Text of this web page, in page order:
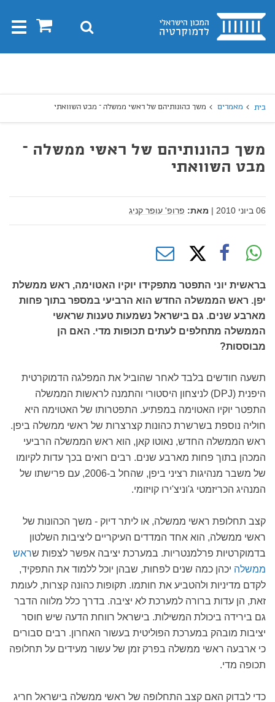
בית 0 חיפוש
בית מאמרים משך כהונותיהם של ראשי ממשלה – מבט השוואתי
משך כהונותיהם של ראשי ממשלה –
מבט השוואתי
06 ביוני 2010 | מאת: פרופ' עופר קניג
בראשית יוני התפטר מתפקידו יוקיו האטוימה, ראש ממשלת
יפן. ראש הממשלה החדש הוא הרביעי במספר בתוך פחות
מארבע שנים. גם בישראל נשמעות טענות שראשי
הממשלה מתחלפים לעתים תכופות מדי. האם הן
מבוססות?
תשעה חודשים בלבד לאחר שהוביל את המפלגה הדמוקרטית
היפנית (DPJ) לניצחון היסטורי והתמנה לראשות הממשלה
התפטר יוקיו האטוימה במפתיע. התפטרותו של האטוימה היא
חוליה נוספת בשרשרת כהונות קצרצרות של ראשי ממשלה ביפן.
ראש הממשלה החדש, נאוטו קאן, הוא ראש הממשלה הרביעי
המכהן בתוך פחות מארבע שנים. רבים רואים בכך עדות לקיומו
של משבר מנהיגות רציני ביפן, שהחל ב-2006, עם פרישתו של
המנהיג הכריזמטי ג'וניצ'ירו קויזומי.
קצב תחלופת ראשי ממשלה, או ליתר דיוק - משך הכהונות של
ראשי ממשלה, הוא אחד המדדים העיקריים ליציבות השלטון
בדמוקרטיות פרלמנטריות. במערכת יציבה אפשר לצפות שראש
ממשלה יכהן כמה שנים לפחות, שבהן יוכל ללמוד את התפקיד,
לקדם מדיניות ולהטביע את חותמו. תקופות כהונה קצרות, לעומת
זאת, הן עדות ברורה למערכת לא יציבה. בדרך כלל מלווה הדבר
גם בירידה ביכולת המשילות. בישראל רווחת הדעה שיש חוסר
יציבות מובהק במערכת הפוליטית בעשור האחרון. רבים סבורים
כי ארבעה ראשי ממשלה בפרק זמן של עשור מעידים על תחלופה
תכופה מדי.
כדי לבדוק האם קצב התחלופה של ראשי ממשלה בישראל חריג